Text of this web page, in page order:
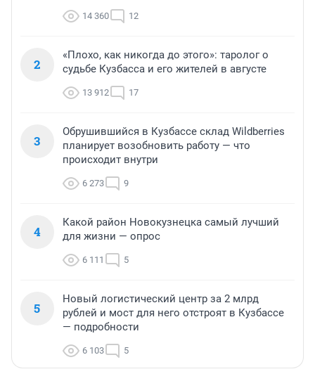
14 360 12
2
«Плохо, как никогда до этого»: таролог о
судьбе Кузбасса и его жителей в августе
13 912 17
3
Обрушившийся в Кузбассе склад Wildberries
планирует возобновить работу — что
происходит внутри
6 273 9
4
Какой район Новокузнецка самый лучший
для жизни — опрос
6 111 5
5
Новый логистический центр за 2 млрд
рублей и мост для него отстроят в Кузбассе
— подробности
6 103 5